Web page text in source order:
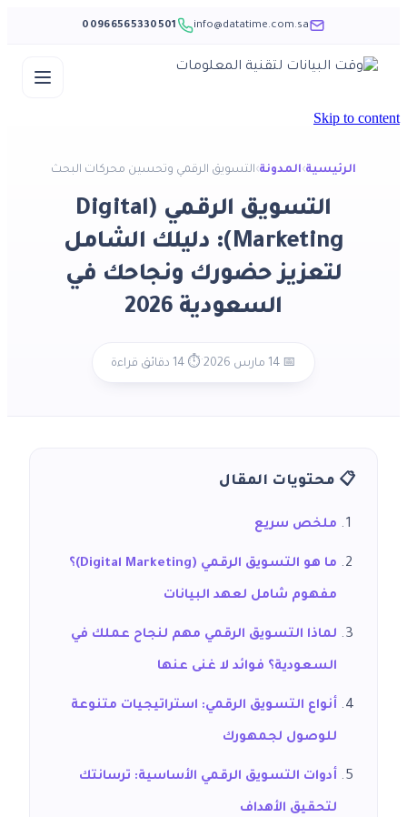
info@datatime.com.sa
00966565330501
Skip to content
الرئيسية›المدونة›التسويق الرقمي وتحسين محركات البحث
التسويق الرقمي (Digital
Marketing): دليلك الشامل
لتعزيز حضورك ونجاحك في
السعودية 2026
📅 14 مارس 2026 ·⏱️ 14 دقائق قراءة
📋 محتويات المقال
ملخص سريع
ما هو التسويق الرقمي (Digital Marketing)؟
مفهوم شامل لعهد البيانات
لماذا التسويق الرقمي مهم لنجاح عملك في
السعودية؟ فوائد لا غنى عنها
أنواع التسويق الرقمي: استراتيجيات متنوعة
للوصول لجمهورك
أدوات التسويق الرقمي الأساسية: ترسانتك
لتحقيق الأهداف